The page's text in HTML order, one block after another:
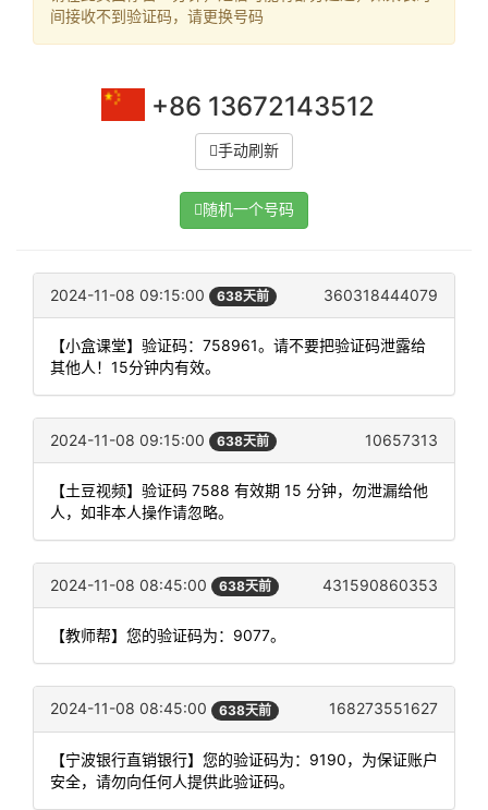
间接收不到验证码，请更换号码
+86 13672143512
手动刷新
随机一个号码
2024-11-08 09:15:00 638天前 360318444079
【小盒课堂】验证码：758961。请不要把验证码泄露给
其他人！15分钟内有效。
2024-11-08 09:15:00 638天前 10657313
【土豆视频】验证码 7588 有效期 15 分钟，勿泄漏给他
人，如非本人操作请忽略。
2024-11-08 08:45:00 638天前 431590860353
【教师帮】您的验证码为：9077。
2024-11-08 08:45:00 638天前 168273551627
【宁波银行直销银行】您的验证码为：9190，为保证账户
安全，请勿向任何人提供此验证码。